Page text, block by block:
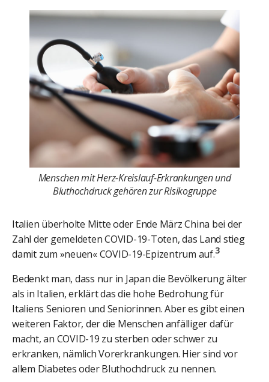
Menschen mit Herz-Kreislauf-Erkrankungen und
Bluthochdruck gehören zur Risikogruppe
Italien überholte Mitte oder Ende März China bei der
Zahl der gemeldeten COVID-19-Toten, das Land stieg
damit zum »neuen« COVID-19-Epizentrum auf.3
Bedenkt man, dass nur in Japan die Bevölkerung älter
als in Italien, erklärt das die hohe Bedrohung für
Italiens Senioren und Seniorinnen. Aber es gibt einen
weiteren Faktor, der die Menschen anfälliger dafür
macht, an COVID-19 zu sterben oder schwer zu
erkranken, nämlich Vorerkrankungen. Hier sind vor
allem Diabetes oder Bluthochdruck zu nennen.